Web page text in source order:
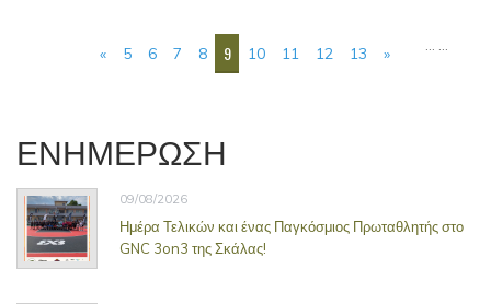
ορίων για την προμήθεια με τίτλο:
"ΠΡΟΜΗΘΕΙΑ ΚΑΥΣΙΜΩΝ"
« 5 6 7 8 9 10 11 12 13 »
ΕΝΗΜΕΡΩΣΗ
09/08/2026
Ημέρα Τελικών και ένας Παγκόσμιος Πρωταθλητής στο
GNC 3on3 της Σκάλας!